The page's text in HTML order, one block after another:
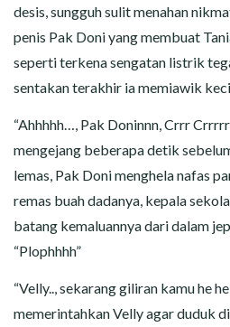
desis, sungguh sulit menahan
penis Pak Doni yang membuat
seperti terkena sengatan listrik
sentakan terakhir ia memiawik
“Ahhhhh…, Pak Doninnn, Crrr
mengejang beberapa detik
lemas, Pak Doni menghela nafas
remas buah dadanya, kepala
batang kemaluannya dari dalam
“Plophhhh”
“Velly.., sekarang giliran kamu he
memerintahkan Velly agar duduk